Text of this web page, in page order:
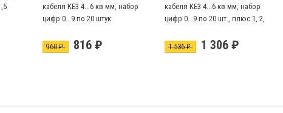
кабеля KE3 4...6 кв мм, набор
цифр 0...9 по 20 штук
960 ₽ 816 ₽
кабеля KE3 4...6 кв мм, набор
цифр 0...9 по 20 шт., плюс 1, 2,
1 536 ₽ 1 306 ₽